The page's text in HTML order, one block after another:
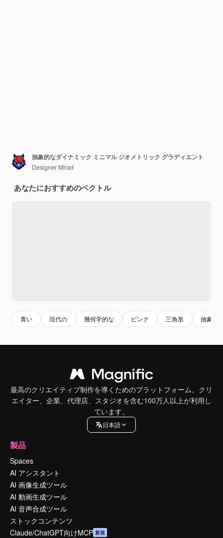
抽象的なダイナミック ミニマル ジオメトリック グラディエント
Designer Mirad
あなたにおすすめのベクトル
青い 現代の 幾何学的な ピンク 三角形 抽象的
最高のクリエイティブ制作を導くためのプラットフォーム。クリ
エイター、企業、代理店、スタジオを含む100万人以上が利用し
ています。
日本語
製品
Spaces
AI アシスタント
AI 画像生成ツール
AI 動画生成ツール
AI 音声合成ツール
ストックコンテンツ
Claude/ChatGPT向けMCP 新規